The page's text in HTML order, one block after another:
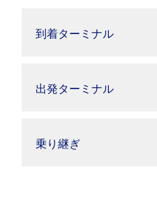
到着ターミナル
出発ターミナル
乗り継ぎ